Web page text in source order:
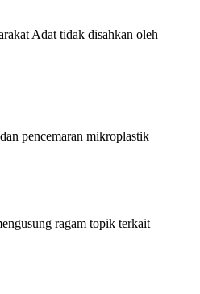
Adat tidak disahkan oleh
pencemaran mikroplastik
ragam topik terkait